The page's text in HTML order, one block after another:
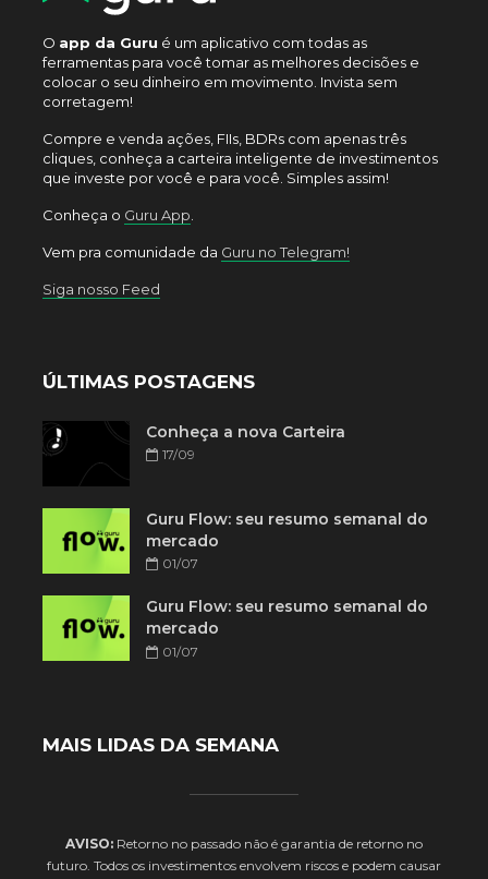
O app da Guru é um aplicativo com todas as
ferramentas para você tomar as melhores decisões e
colocar o seu dinheiro em movimento. Invista sem
corretagem!
Compre e venda ações, FIIs, BDRs com apenas três
cliques, conheça a carteira inteligente de investimentos
que investe por você e para você. Simples assim!
Conheça o Guru App
Vem pra comunidade da Guru no Telegram!
Siga nosso Feed
ÚLTIMAS POSTAGENS
Conheça a nova Carteira
17/09
Guru Flow: seu resumo semanal do
mercado
01/07
Guru Flow: seu resumo semanal do
mercado
01/07
MAIS LIDAS DA SEMANA
AVISO: Retorno no passado não é garantia de retorno no
futuro. Todos os investimentos envolvem riscos e podem causar